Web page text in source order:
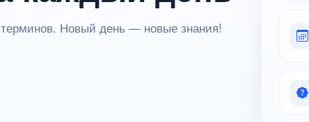
Новый день — новые знания!